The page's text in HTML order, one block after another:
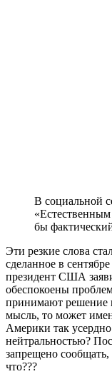
В социальной
бы
Эти резкие слова
сделанное в
президент США
обеспокоены
принимают решение
мысль, то может
Америки так
нейтральностью?
запрещено
что???